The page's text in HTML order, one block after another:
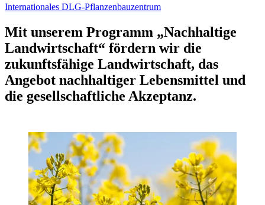
Internationales DLG-Pflanzenbauzentrum
Mit unserem Programm „Nachhaltige
Landwirtschaft“ fördern wir die
zukunftsfähige Landwirtschaft, das
Angebot nachhaltiger Lebensmittel und
die gesellschaftliche Akzeptanz.